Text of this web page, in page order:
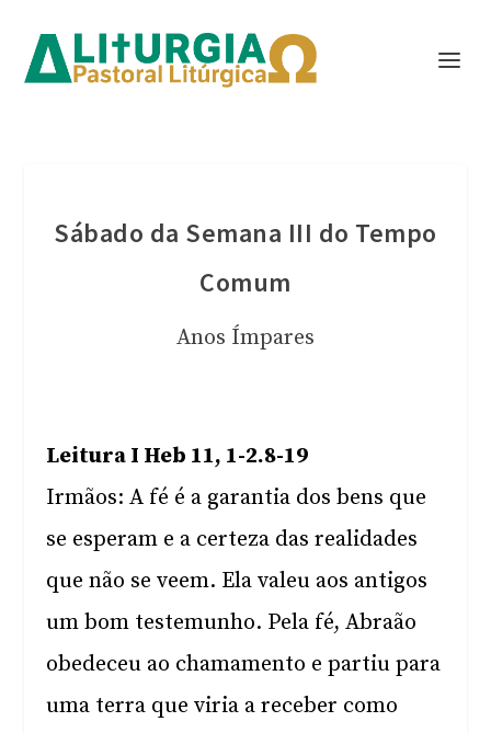
Sábado da Semana III do Tempo
Comum
Anos Ímpares
Leitura I Heb 11, 1-2.8-19
Irmãos: A fé é a garantia dos bens que
se esperam e a certeza das realidades
que não se veem. Ela valeu aos antigos
um bom testemunho. Pela fé, Abraão
obedeceu ao chamamento e partiu para
uma terra que viria a receber como